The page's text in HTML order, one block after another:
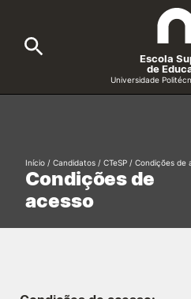
Cursos
Candidatos
Investigação e Projetos
Escola
de
Universidade
Formative Offer
Condições de
acesso
Início / Candidatos / CTeSP / Condições de